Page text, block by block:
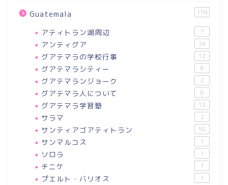
Guatemala 159
アティトラン湖周辺 7
アンティグア 24
グアテマラの学校行事 12
グアテマラシティー 6
グアテマランジョーク 2
グアテマラ人について 6
グアテマラ学習塾 12
サラマ 2
サンティアゴアティトラン 50
サンマルコス 1
ソロラ 1
チニケ 1
プエルト・バリオス 1